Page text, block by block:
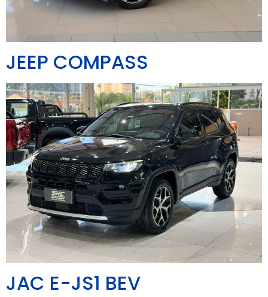
JEEP COMPASS
JAC E-JS1 BEV